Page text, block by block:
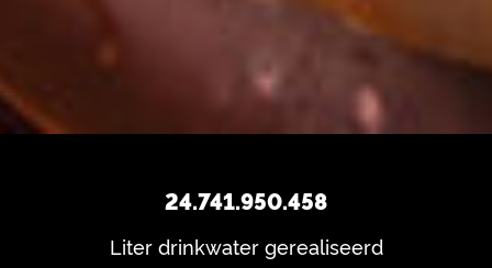
24.741.950.458
Liter drinkwater gerealiseerd